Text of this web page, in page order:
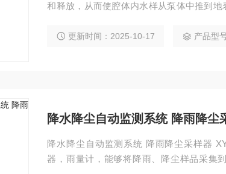
和释放，从而使腔体内水样从泵体中推到
泛适用于环保、安监、卫生、厂企、科研、
更新时间：2025-10-17 产品型
降水降尘自动监测系统 降雨降尘
降水降尘自动监测系统 降雨降尘采样器
器，雨量计，能够将降雨、降尘样品采集